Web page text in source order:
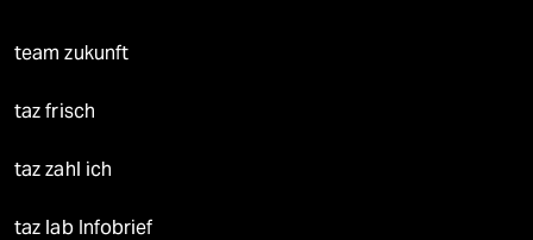
team zukunft
taz frisch
taz zahl ich
taz lab Infobrief